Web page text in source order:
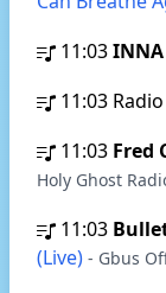
11:03INNA
11:03
11:03 Fred
Holy Ghost
11:03
(Live) - Gbus